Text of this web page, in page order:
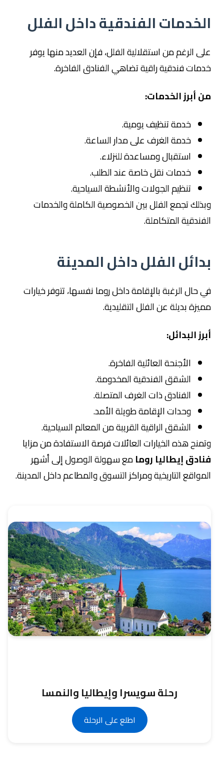
الخدمات الفندقية داخل الفلل
على الرغم من استقلالية الفلل، فإن العديد منها يوفر
خدمات فندقية راقية تضاهي الفنادق الفاخرة.
من أبرز الخدمات:
خدمة تنظيف يومية.
خدمة الغرف على مدار الساعة.
استقبال ومساعدة للنزلاء.
خدمات نقل خاصة عند الطلب.
تنظيم الجولات والأنشطة السياحية.
وبذلك تجمع الفلل بين الخصوصية الكاملة والخدمات
الفندقية المتكاملة.
بدائل الفلل داخل المدينة
في حال الرغبة بالإقامة داخل روما نفسها، تتوفر خيارات
مميزة بديلة عن الفلل التقليدية.
أبرز البدائل:
الأجنحة العائلية الفاخرة.
الشقق الفندقية المخدومة.
الفنادق ذات الغرف المتصلة.
وحدات الإقامة طويلة الأمد.
الشقق الراقية القريبة من المعالم السياحية.
وتمنح هذه الخيارات العائلات فرصة الاستفادة من مزايا
فنادق إيطاليا رومامع سهولة الوصول إلى أشهر
المواقع التاريخية ومراكز التسوق والمطاعم داخل المدينة.
رحلة سويسرا وإيطاليا والنمسا
اطلع على الرحلة